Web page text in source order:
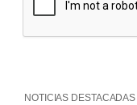
NOTICIAS DESTACADAS